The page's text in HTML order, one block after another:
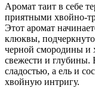
Аромат таит в себе
приятными хвойно-
Этот аромат
клюквы,
черной смородины и
свежести и глубины.
сладостью, а ель и
хвойную интригу.